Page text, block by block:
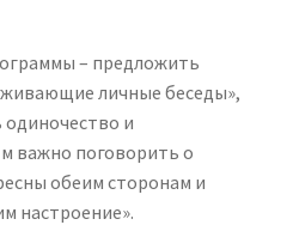
– предложить
личные беседы»,
и
важно поговорить о
обеим сторонам и
настроение».